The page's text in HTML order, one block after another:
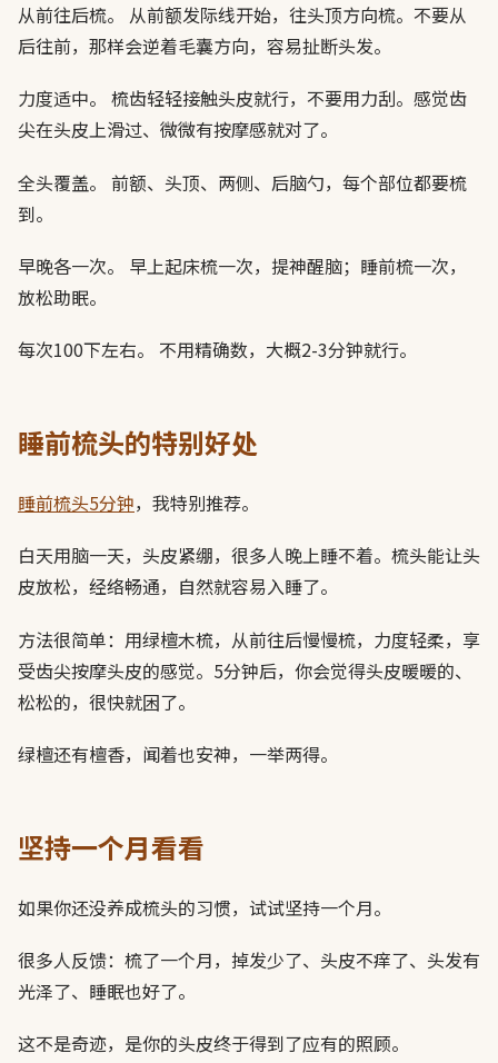
从前往后梳。 从前额发际线开始，往头顶方向梳。不要从
后往前，那样会逆着毛囊方向，容易扯断头发。
力度适中。 梳齿轻轻接触头皮就行，不要用力刮。感觉齿
尖在头皮上滑过、微微有按摩感就对了。
全头覆盖。 前额、头顶、两侧、后脑勺，每个部位都要梳
到。
早晚各一次。 早上起床梳一次，提神醒脑；睡前梳一次，
放松助眠。
每次100下左右。 不用精确数，大概2-3分钟就行。
睡前梳头的特别好处
睡前梳头5分钟，我特别推荐。
白天用脑一天，头皮紧绷，很多人晚上睡不着。梳头能让头
皮放松，经络畅通，自然就容易入睡了。
方法很简单：用绿檀木梳，从前往后慢慢梳，力度轻柔，享
受齿尖按摩头皮的感觉。5分钟后，你会觉得头皮暖暖的、
松松的，很快就困了。
绿檀还有檀香，闻着也安神，一举两得。
坚持一个月看看
如果你还没养成梳头的习惯，试试坚持一个月。
很多人反馈：梳了一个月，掉发少了、头皮不痒了、头发有
光泽了、睡眠也好了。
这不是奇迹，是你的头皮终于得到了应有的照顾。